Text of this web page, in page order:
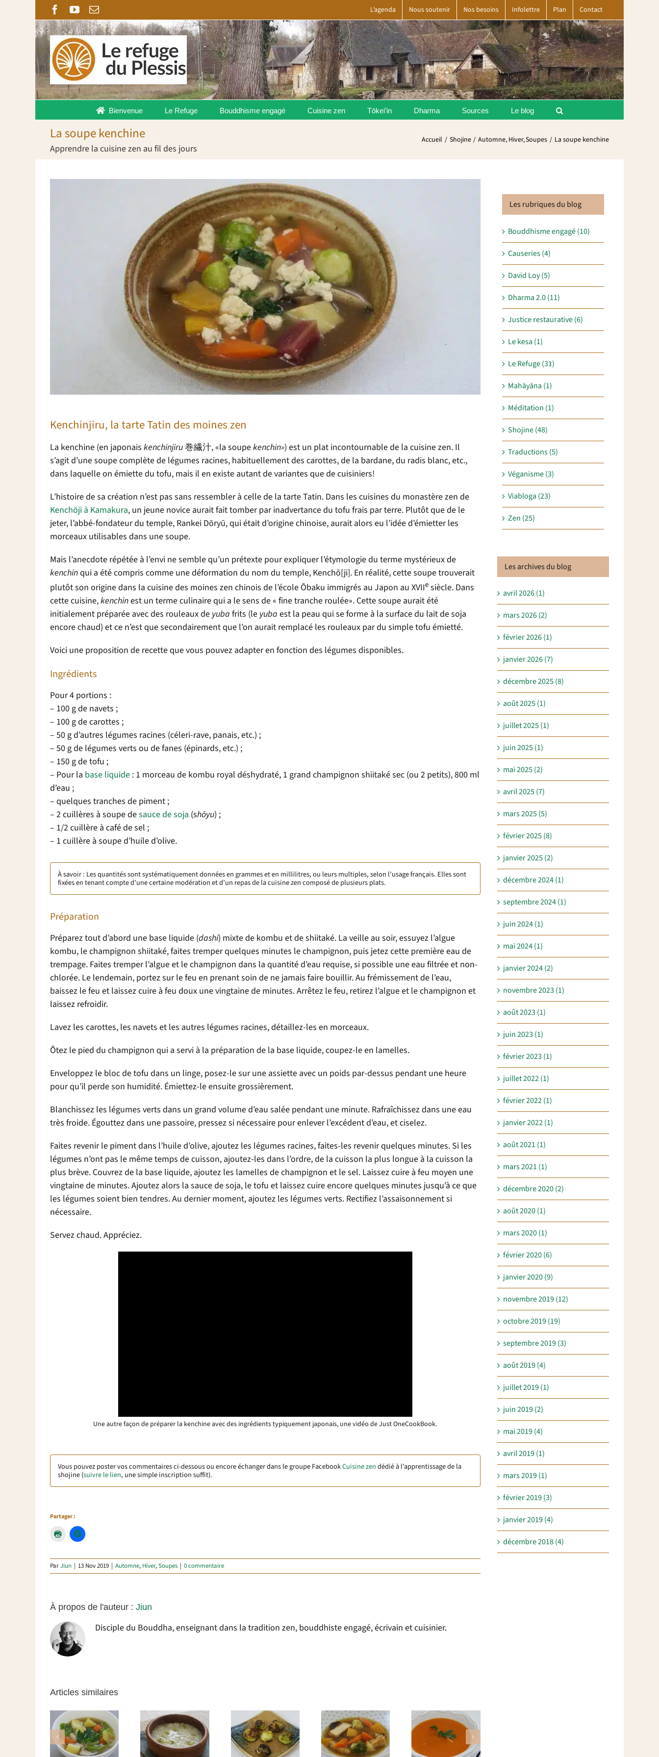
Facebook
YouTube
Email L’agenda Nous soutenir Nos besoins Infolettre Plan Contact
Bienvenue Le Refuge Bouddhisme engagé Cuisine zen Tōkei’in Dharma Sources Le blog
La soupe kenchine
Apprendre la cuisine zen au fil des jours
Accueil Shojine Automne Hiver Soupes La soupe kenchine
Kenchinjiru, la tarte Tatin des moines zen
La kenchine (en japonais kenchinjiru巻繊汁, «la soupekenchin») est un plat incontournable de la cuisine zen. Il
s’agit d’une soupe complète de légumes racines, habituellement des carottes, de la bardane, du radis blanc, etc.,
dans laquelle on émiette du tofu, mais il en existe autant de variantes que de cuisiniers!
L’histoire de sa création n’est pas sans ressembler à celle de la tarte Tatin. Dans les cuisines du monastère zen de
Kenchōji à Kamakura, un jeune novice aurait fait tomber par inadvertance du tofu frais par terre. Plutôt que de le
jeter, l’abbé-fondateur du temple, Rankei Dōryū, qui était d’origine chinoise, aurait alors eu l’idée d’émietter les
morceaux utilisables dans une soupe.
Mais l’anecdote répétée à l’envi ne semble qu’un prétexte pour expliquer l’étymologie du terme mystérieux de
kenchinqui a été compris comme une déformation du nom du temple, Kenchō[ji]. En réalité, cette soupe trouverait
plutôt son origine dans la cuisine des moines zen chinois de l’école Ōbaku immigrés au Japon au XVIIesiècle. Dans
cette cuisine,kenchinest un terme culinaire qui a le sens de « fine tranche roulée». Cette soupe aurait été
initialement préparée avec des rouleaux de yuba frits (le yuba est la peau qui se forme à la surface du lait de soja
encore chaud) et ce n’est que secondairement que l’on aurait remplacé les rouleaux par du simple tofu émietté.
Voici une proposition de recette que vous pouvez adapter en fonction des légumes disponibles.
Ingrédients
Pour 4 portions :
– 100 g de navets ;
– 100 g de carottes ;
– 50 g d’autres légumes racines (céleri-rave, panais, etc.) ;
– 50 g de légumes verts ou de fanes (épinards, etc.) ;
– 150 g de tofu ;
– Pour la base liquide : 1 morceau de kombu royal déshydraté, 1 grand champignon shiitaké sec (ou 2 petits), 800 ml
d’eau ;
– quelques tranches de piment ;
– 2 cuillères à soupe desauce de soja (shōyu) ;
– 1/2 cuillère à café de sel ;
– 1 cuillère à soupe d’huile d’olive.
À savoir : Les quantités sont systématiquement données en grammes et en millilitres, ou leurs multiples, selon l’usage français. Elles sont
fixées en tenant compte d’une certaine modération et d’un repas de la cuisine zen composé de plusieurs plats.
Préparation
Préparez tout d’abord une base liquide (dashi) mixte de kombu et de shiitaké. La veille au soir, essuyez l’algue
kombu, le champignon shiitaké, faites tremper quelques minutes le champignon, puis jetez cette première eau de
trempage. Faites tremper l’algue et le champignon dans la quantité d’eau requise, si possible une eau filtrée et non-
chlorée. Le lendemain, portez sur le feu en prenant soin de ne jamais faire bouillir. Au frémissement de l’eau,
baissez le feu et laissez cuire à feu doux une vingtaine de minutes. Arrêtez le feu, retirez l’algue et le champignon et
laissez refroidir.
Lavez les carottes, les navets et les autres légumes racines, détaillez-les en morceaux.
Ôtez le pied du champignon qui a servi à la préparation de la base liquide, coupez-le en lamelles.
Enveloppez le bloc de tofu dans un linge, posez-le sur une assiette avec un poids par-dessus pendant une heure
pour qu’il perde son humidité. Émiettez-le ensuite grossièrement.
Blanchissez les légumes verts dans un grand volume d’eau salée pendant une minute. Rafraîchissez dans une eau
très froide. Égouttez dans une passoire, pressez si nécessaire pour enlever l’excédent d’eau, et ciselez.
Faites revenir le piment dans l’huile d’olive, ajoutez les légumes racines, faites-les revenir quelques minutes. Si les
légumes n’ont pas le même temps de cuisson, ajoutez-les dans l’ordre, de la cuisson la plus longue à la cuisson la
plus brève. Couvrez de la base liquide, ajoutez les lamelles de champignon et le sel. Laissez cuire à feu moyen une
vingtaine de minutes. Ajoutez alors la sauce de soja, le tofu et laissez cuire encore quelques minutes jusqu’à ce que
les légumes soient bien tendres. Au dernier moment, ajoutez les légumes verts. Rectifiez l’assaisonnement si
nécessaire.
Servez chaud. Appréciez.
Une autre façon de préparer la kenchine avec des ingrédients typiquement japonais, une vidéo de Just OneCookBook.
Vous pouvez poster vos commentaires ci-dessous ou encore échanger dans le groupe FacebookCuisine zendédié à l’apprentissage de la
shojine (suivre le lien, une simple inscription suffit).
Partager :
ParJiun | 13 Nov 2019 | Automne, Hiver,Soupes | 0 commentaire
À propos de l'auteur : Jiun
Disciple du Bouddha, enseignant dans la tradition zen, bouddhiste engagé, écrivain et cuisinier.
Articles similaires
Gruau de riz
aux kiwis
Choux de
Bruxelles
Soupe
complète
d’hiver au
Soupe de
Butternut aux
Les rubriques du blog
Bouddhisme engagé (10)
Causeries (4)
David Loy (5)
Dharma 2.0 (11)
Justice restaurative (6)
Le kesa (1)
Le Refuge (31)
Mahāyāna (1)
Méditation (1)
Shojine (48)
Traductions (5)
Véganisme (3)
Viabloga (23)
Zen (25)
Les archives du blog
avril 2026 (1)
mars 2026 (2)
février 2026 (1)
janvier 2026 (7)
décembre 2025 (8)
août 2025 (1)
juillet 2025 (1)
juin 2025 (1)
mai 2025 (2)
avril 2025 (7)
mars 2025 (5)
février 2025 (8)
janvier 2025 (2)
décembre 2024 (1)
septembre 2024 (1)
juin 2024 (1)
mai 2024 (1)
janvier 2024 (2)
novembre 2023 (1)
août 2023 (1)
juin 2023 (1)
février 2023 (1)
juillet 2022 (1)
février 2022 (1)
janvier 2022 (1)
août 2021 (1)
mars 2021 (1)
décembre 2020 (2)
août 2020 (1)
mars 2020 (1)
février 2020 (6)
janvier 2020 (9)
novembre 2019 (12)
octobre 2019 (19)
septembre 2019 (3)
août 2019 (4)
juillet 2019 (1)
juin 2019 (2)
mai 2019 (4)
avril 2019 (1)
mars 2019 (1)
février 2019 (3)
janvier 2019 (4)
décembre 2018 (4)